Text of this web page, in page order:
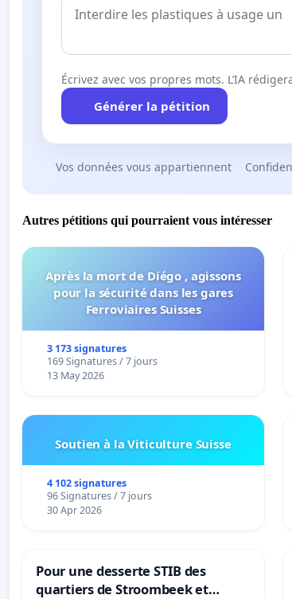
Écrivez avec vos propres mots. L’IA
Générer la pétition
Vos données vous appartiennent
Autres pétitions qui pourraient vous intéresser
Après la mort de Diégo , agissons
pour la sécurité dans les gares
Ferroviaires Suisses
3 173 signatures
169 Signatures / 7 jours
13 May 2026
Soutien à la Viticulture Suisse
4 102 signatures
96 Signatures / 7 jours
30 Apr 2026
Pour une desserte STIB des
quartiers de Stroombeek et